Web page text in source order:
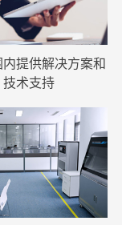
提供解决方案和
技术支持